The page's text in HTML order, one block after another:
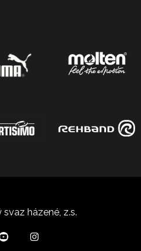
házené, z.s.